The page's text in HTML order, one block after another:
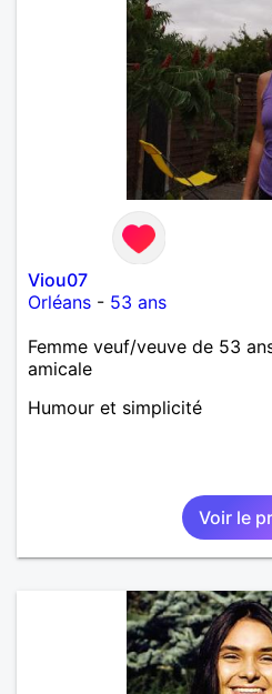
Viou07
Orléans - 53 ans
Femme veuf/veuve de 53
amicale
Humour et simplicité
Voir le